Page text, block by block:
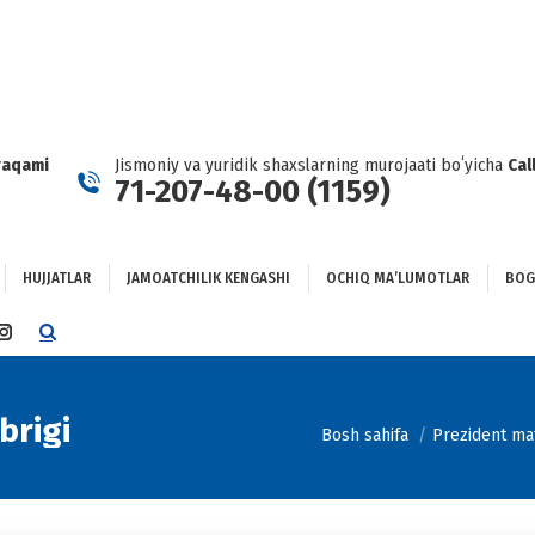
Jismoniy va yuridik shaxslarning murojaati boʻyicha
71-207-48-00 (1159)
HUJJATLAR JAMOATCHILIK KENGASHI OCHIQ MAʼLUMOTLAR
INSTAGRAM
IN
NEW
You are here:
Bosh sahifa Prezident